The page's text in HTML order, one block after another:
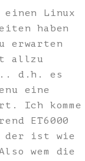
Linux
haben
erwarten
allzu
d.h. es
eine
Ich komme
ET6000
der ist wie
wem die